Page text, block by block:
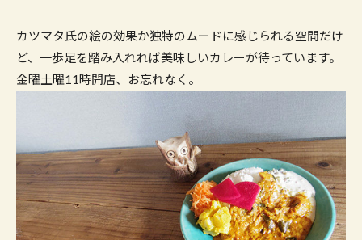
カツマタ氏の絵の効果か独特のムードに感じられる空間だけ
ど、一歩足を踏み入れれば美味しいカレーが待っています。
金曜土曜11時開店、お忘れなく。